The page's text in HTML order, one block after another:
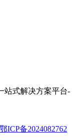
站式解决方案平台-
鄂ICP备2024082762